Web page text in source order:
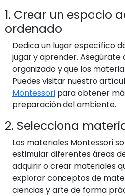
1. Crear un espacio
ordenado
Dedica un lugar específico
jugar y aprender. Asegúrate
organizado y que los
Puedes visitar nuestro
Montessori para obtener
preparación del ambiente.
2. Selecciona
Los materiales Montessori
estimular diferentes áreas
adquirir o crear materiales
explorar conceptos de
ciencias y arte de forma